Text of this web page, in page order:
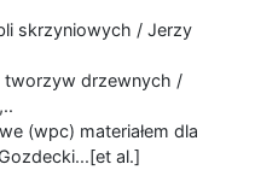
skrzyniowych / Jerzy
tworzyw drzewnych /
(wpc) materiałem dla
al.]